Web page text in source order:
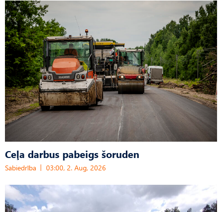
Ceļa darbus pabeigs šoruden
Sabiedrība 03:00, 2. Aug, 2026